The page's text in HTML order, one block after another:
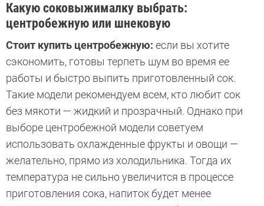
Какую соковыжималку выбрать:
центробежную или шнековую
Стоит купить центробежную: если вы хотите
сэкономить, готовы терпеть шум во время ее
работы и быстро выпить приготовленный сок.
Такие модели рекомендуем всем, кто любит сок
без мякоти — жидкий и прозрачный. Однако при
выборе центробежной модели советуем
использовать охлажденные фрукты и овощи —
желательно, прямо из холодильника. Тогда их
температура не сильно увеличится в процессе
приготовления сока, напиток будет менее